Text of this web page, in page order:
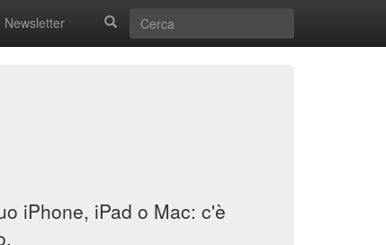
Newsletter
iPhone, iPad o Mac: c'è